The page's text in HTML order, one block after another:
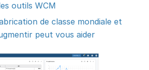
outils WCM
de classe mondiale et
peut vous aider